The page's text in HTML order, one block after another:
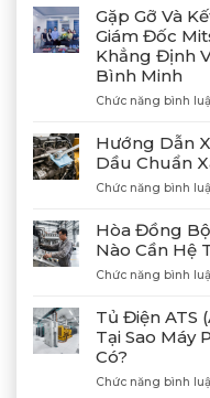
Gặp Gỡ Và
Giám Đốc
Khẳng Định
Bình Minh
Chức năng bình
Hướng Dẫn
Dầu Chuẩn
Chức năng bình
Hòa Đồng
Nào Cần Hệ
Chức năng bình
Tủ Điện ATS
Tại Sao Máy
Có?
Chức năng bình